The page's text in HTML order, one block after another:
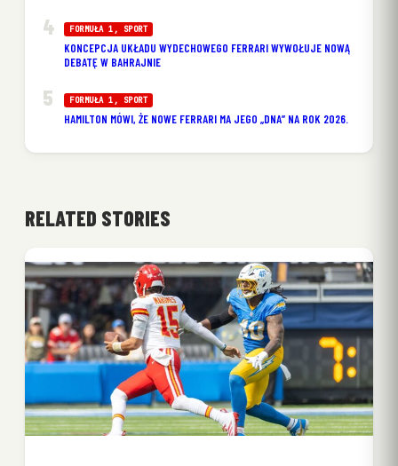
FORMUŁA 1 , SPORT
KONCEPCJA UKŁADU WYDECHOWEGO FERRARI WYWOŁUJE NOWĄ
DEBATĘ W BAHRAJNIE
FORMUŁA 1 , SPORT
HAMILTON MÓWI, ŻE NOWE FERRARI MA JEGO „DNA” NA ROK 2026.
RELATED STORIES